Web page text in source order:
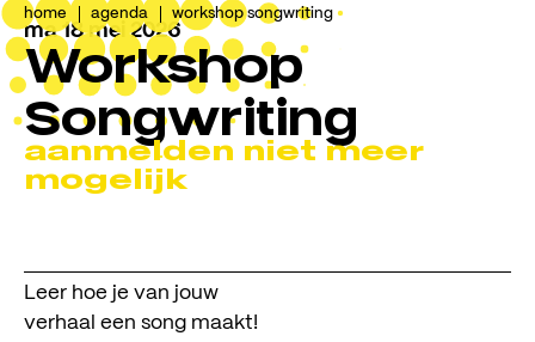
home agenda workshop songwriting
ma 18 mei 2026
Workshop
Songwriting
aanmelden niet meer
mogelijk
Leer hoe je van jouw
verhaal een song maakt!